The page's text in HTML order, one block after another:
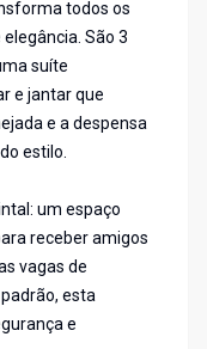
todos os
São 3
suíte
e jantar que
e a despensa
estilo.
um espaço
receber amigos
vagas de
esta
e